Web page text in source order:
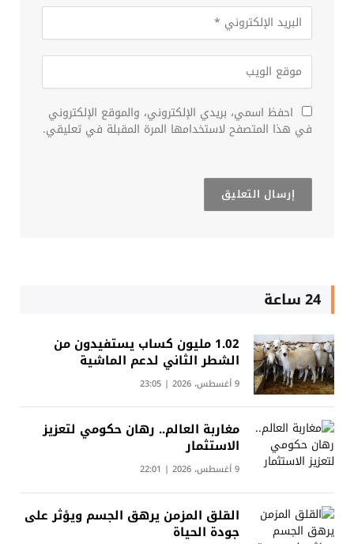
احفظ اسمي، بريدي الإلكتروني، والموقع الإلكتروني
في هذا المتصفح لاستخدامها المرة المقبلة في تعليقي.
24 ساعة
1.02 مليون كساب يستفيدون من
الشطر الثاني لدعم الماشية
9 أغسطس، 2026 | 23:05
مغاربة العالم.. رهان حكومي لتعزيز
الاستثمار
9 أغسطس، 2026 | 22:01
القلق المزمن يرهق الجسم ويؤثر على
جودة الحياة